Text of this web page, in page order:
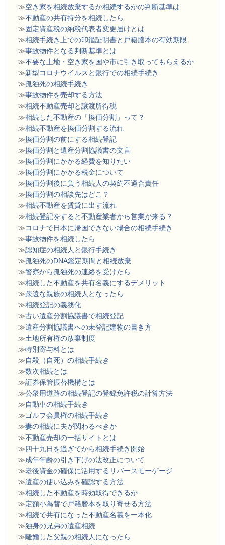
≫空き家を相続放棄するか相続するかの判断基準は
≫不動産の共有持分を相続したら
≫固定資産税の納税代表者変更届けとは
≫相続手続き上での印鑑証明書と戸籍謄本の有効期限
≫事故物件となる判断基準とは
≫不要な土地・空き家を国や市に引き取ってもらえるか
≫新型コロナウイルスと銀行での相続手続き
≫孤独死の相続手続き
≫事故物件を売却する方法
≫相続不動産売却と譲渡所得税
≫相続した不動産の「換価分割」って？
≫相続不動産を換価分割する流れ
≫換価分割の前にする相続登記
≫換価分割と遺産分割協議書の文言
≫換価分割にかかる経費を知りたい
≫換価分割にかかる税金について
≫換価分割後に負う相続人の契約不適合責任
≫換価分割の相談先はどこ？
≫相続不動産を賃貸に出す流れ
≫相続登記をすると不動産業者から営業が来る？
≫コロナで日本に帰国できない場合の相続手続き
≫事故物件を相続したら
≫認知症の相続人と銀行手続き
≫孤独死のDNA鑑定期間と相続放棄
≫警察から孤独死の連絡を受けたら
≫相続した不動産を共有名義にするデメリット
≫疎遠な親族の相続人となったら
≫相続登記の義務化
≫古い遺産分割協議書で相続登記
≫遺産分割協議書への未登記建物の書き方
≫土地所有権の放棄制度
≫特別寄与料とは
≫自殺（自死）の相続手続き
≫数次相続とは
≫証券保管振替機構とは
≫公衆用道路の相続登記の登録免許税の計算方法
≫自動車の相続手続き
≫ゴルフ会員権の相続手続き
≫妻の相続に夫が関わるべきか
≫不動産売却の一括サイトとは
≫四十九日を過ぎてから相続手続き開始
≫成年年齢の引き下げの法改正について
≫老後資金の確保に活用するリバースモーゲージ
≫遺産の使い込みを確認する方法
≫相続した不動産を時効取得できるか
≫定額小為替で戸籍謄本を取り寄せる方法
≫相続で共有になった不動産名義を一本化
≫独身の兄弟の遺産相続
≫離婚した父親の相続人になったら